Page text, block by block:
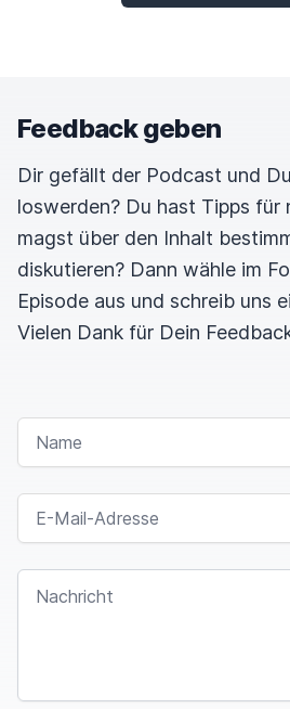
Feedback geben
Dir gefällt der Podcast und
loswerden? Du hast Tipps für
magst über den Inhalt
diskutieren? Dann wähle im
Episode aus und schreib uns
Vielen Dank für Dein
NAME
E-MAIL-ADRESSE
NACHRICHT